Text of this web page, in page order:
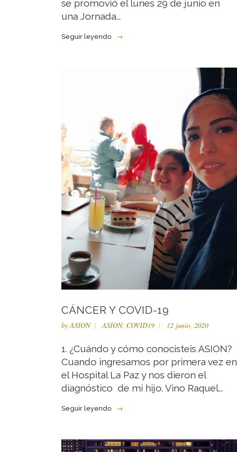
se promovió el lunes 29 de junio en
una Jornada...
Seguir leyendo
CÁNCER Y COVID-19
byASION ASION, COVID19 12 junio, 2020
1. ¿Cuándo y cómo conocisteis ASION?
Cuando ingresamos por primera vez en
el Hospital La Paz y nos dieron el
diagnóstico de mi hijo. Vino Raquel...
Seguir leyendo